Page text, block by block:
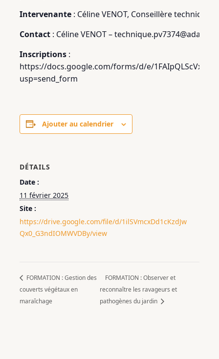
Intervenante : Céline VENOT, Conseillère technique
Contact : Céline VENOT –
Inscriptions :
https://docs.google.com/forms/d/e/
usp=send_form
Ajouter au calendrier
DÉTAILS
Date :
11 février 2025
Site :
https://drive.google.com/file/d/1ilSVmcxDd1cKzdJw
Qx0_G3ndIOMWVDBy/view
FORMATION : Gestion des
couverts végétaux en
maraîchage
FORMATION : Observer et
reconnaître les ravageurs et
pathogènes du jardin